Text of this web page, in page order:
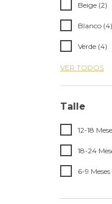
Beige (2)
Blanco (4)
Verde (4)
VER TODOS
Talle
12-18
18-24
6-9 Meses